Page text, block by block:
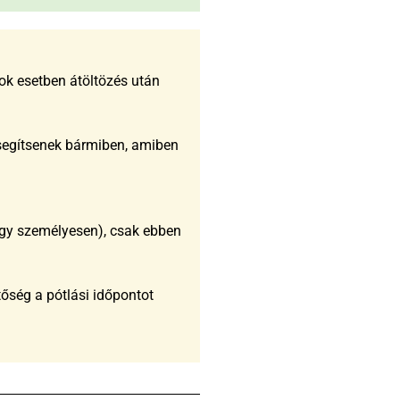
esetben átöltözés után
bármiben, amiben
személyesen), csak ebben
a pótlási időpontot